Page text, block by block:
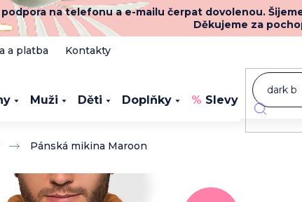
na telefonu a e-mailu čerpat dovolenou.
Děkujeme za
a platba Kontakty
Muži Děti Doplňky Slevy Novinky
Pánská mikina Maroon